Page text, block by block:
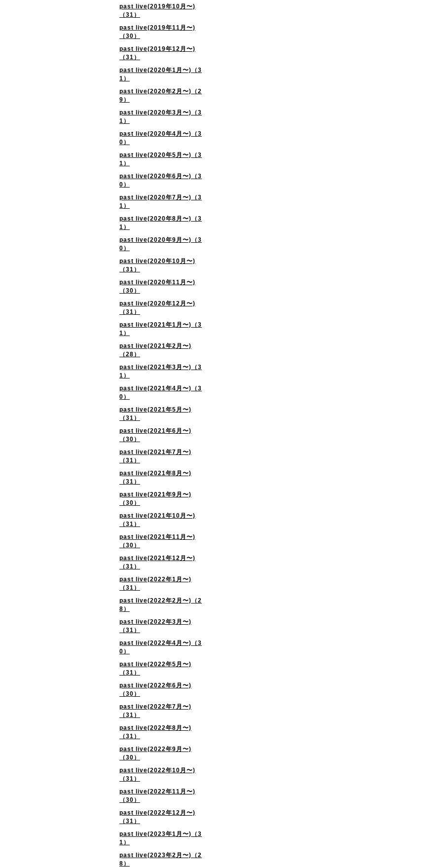
past live(2019年10月〜)
（31）
past live(2019年11月〜)
（30）
past live(2019年12月〜)
（31）
past live(2020年1月〜)（3
1）
past live(2020年2月〜)（2
9）
past live(2020年3月〜)（3
1）
past live(2020年4月〜)（3
0）
past live(2020年5月〜)（3
1）
past live(2020年6月〜)（3
0）
past live(2020年7月〜)（3
1）
past live(2020年8月〜)（3
1）
past live(2020年9月〜)（3
0）
past live(2020年10月〜)
（31）
past live(2020年11月〜)
（30）
past live(2020年12月〜)
（31）
past live(2021年1月〜)（3
1）
past live(2021年2月〜)
（28）
past live(2021年3月〜)（3
1）
past live(2021年4月〜)（3
0）
past live(2021年5月〜)
（31）
past live(2021年6月〜)
（30）
past live(2021年7月〜)
（31）
past live(2021年8月〜)
（31）
past live(2021年9月〜)
（30）
past live(2021年10月〜)
（31）
past live(2021年11月〜)
（30）
past live(2021年12月〜)
（31）
past live(2022年1月〜)
（31）
past live(2022年2月〜)（2
8）
past live(2022年3月〜)
（31）
past live(2022年4月〜)（3
0）
past live(2022年5月〜)
（31）
past live(2022年6月〜)
（30）
past live(2022年7月〜)
（31）
past live(2022年8月〜)
（31）
past live(2022年9月〜)
（30）
past live(2022年10月〜)
（31）
past live(2022年11月〜)
（30）
past live(2022年12月〜)
（31）
past live(2023年1月〜)（3
1）
past live(2023年2月〜)（2
8）